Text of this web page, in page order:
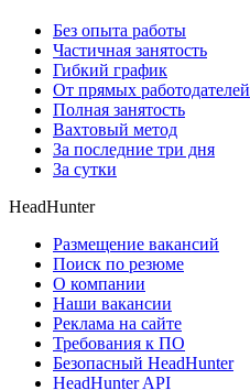
Без опыта работы
Частичная занятость
Гибкий график
От прямых работодателей
Полная занятость
Вахтовый метод
За последние три дня
За сутки
HeadHunter
Размещение вакансий
Поиск по резюме
О компании
Наши вакансии
Реклама на сайте
Требования к ПО
Безопасный HeadHunter
HeadHunter API